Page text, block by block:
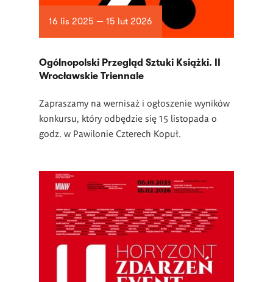
16 lis 2025 — 15 lut 2026
Ogólnopolski Przegląd Sztuki Książki. II
Wrocławskie Triennale
Zapraszamy na wernisaż i ogłoszenie wyników
konkursu, który odbędzie się 15 listopada o
godz. w Pawilonie Czterech Kopuł.